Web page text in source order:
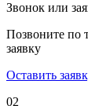
Звонок или
Позвоните по
заявку
Оставить
02